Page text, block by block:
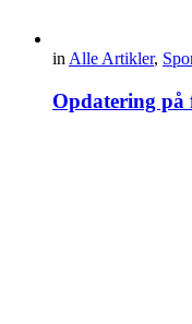
in Alle Artikler,
Opdatering på